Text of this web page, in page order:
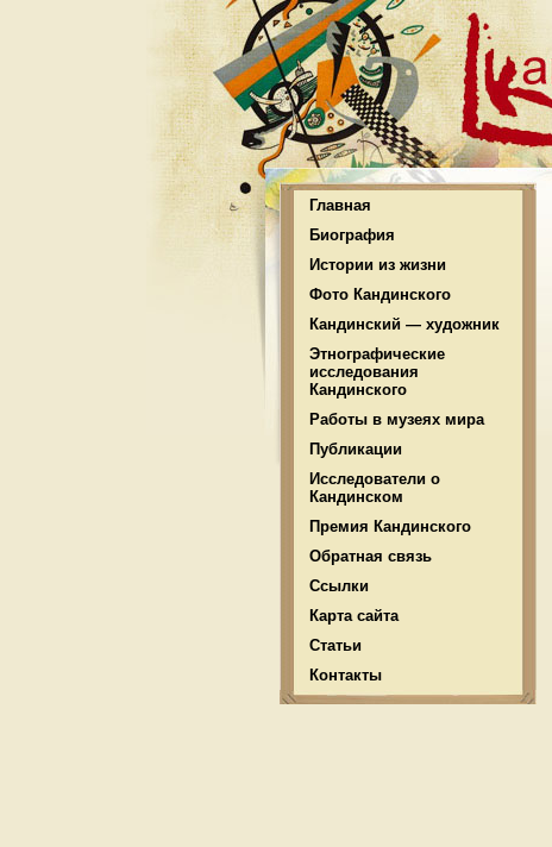
Главная
Биография
Истории из жизни
Фото Кандинского
Кандинский — художник
Этнографические
исследования
Кандинского
Работы в музеях мира
Публикации
Исследователи о
Кандинском
Премия Кандинского
Обратная связь
Ссылки
Карта сайта
Статьи
Контакты